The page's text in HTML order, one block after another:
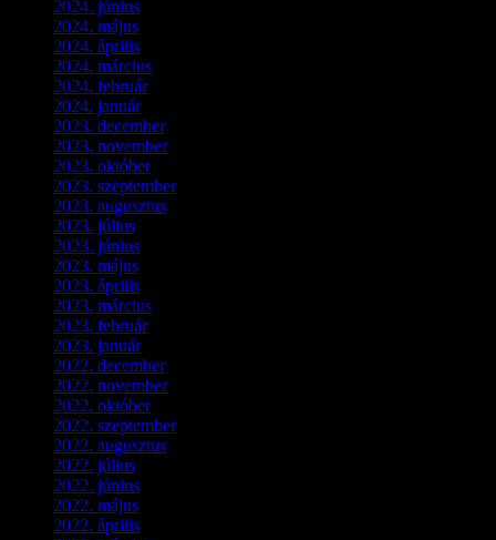
2024. június
2024. május
2024. április
2024. március
2024. február(9)
2024. január(3)
2023. december(1)
2023. november(1)
2023. október(5)
2023. szeptember(3)
2023. augusztus
2023. július
2023. június
2023. május
2023. április
2023. március
2023. február(4)
2023. január(1)
2022. december(2)
2022. november(4)
2022. október(8)
2022. szeptember(9)
2022. augusztus
2022. július
2022. június
2022. május
2022. április